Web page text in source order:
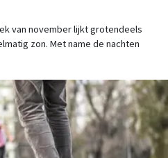
van november lijkt grotendeels
zon. Met name de nachten